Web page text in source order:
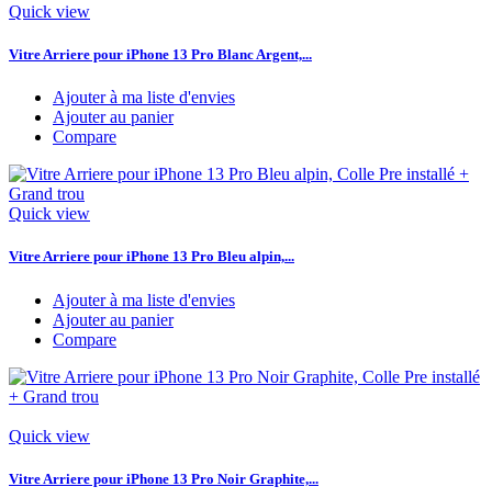
Quick view
Vitre Arriere pour iPhone 13 Pro Blanc Argent,...
Ajouter à ma liste d'envies
Ajouter au panier
Compare
Quick view
Vitre Arriere pour iPhone 13 Pro Bleu alpin,...
Ajouter à ma liste d'envies
Ajouter au panier
Compare
Quick view
Vitre Arriere pour iPhone 13 Pro Noir Graphite,...